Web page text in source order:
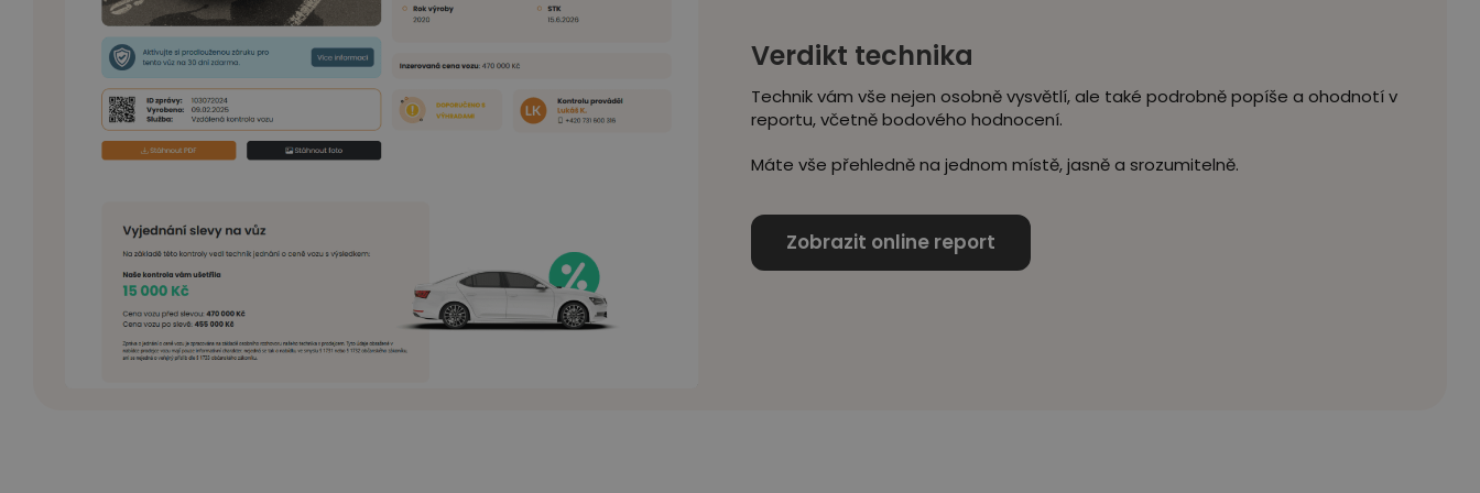
Verdikt technika
Technik vám vše nejen osobně vysvětlí, ale také podrobně popíše a ohodnotí v
reportu, včetně bodového hodnocení.
Máte vše přehledně na jednom místě, jasně a srozumitelně.
Zobrazit online report